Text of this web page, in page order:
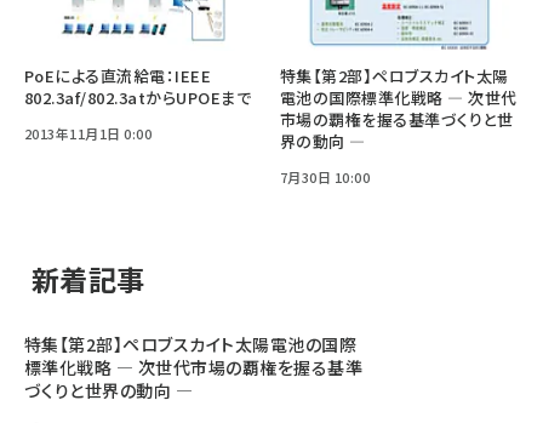
PoEによる直流給電：IEEE
802.3af/802.3atからUPOEまで
2013年11月1日 0:00
特集【第2部】ペロブスカイト太陽
電池の国際標準化戦略 ― 次世代
市場の覇権を握る基準づくりと世
界の動向 ―
7月30日 10:00
新着記事
特集【第2部】ペロブスカイト太陽電池の国際
標準化戦略 ― 次世代市場の覇権を握る基準
づくりと世界の動向 ―